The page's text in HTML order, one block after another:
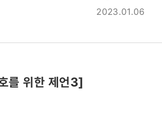
2023.01.06
를 위한 제언3]